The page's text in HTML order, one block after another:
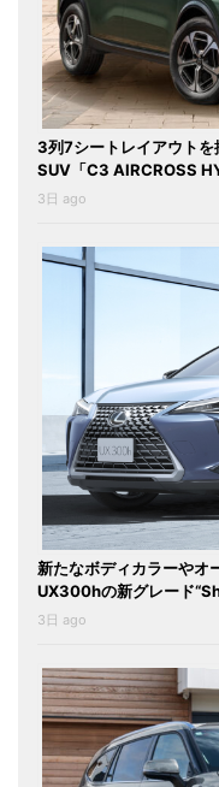
3列7シートレイアウトを
SUV「C3 AIRCROSS
3日 ago
新たなボディカラーやオ
UX300hの新グレード
3日 ago